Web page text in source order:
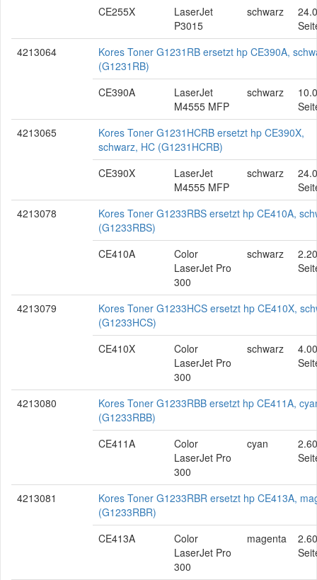
CE255X
LaserJet
P3015
schwarz
4213064
Kores Toner G1231RB ersetzt hp CE390A,
(G1231RB)
CE390A
LaserJet
M4555 MFP
schwarz
4213065
Kores Toner G1231HCRB ersetzt hp CE390X,
schwarz, HC (G1231HCRB)
CE390X
LaserJet
M4555 MFP
schwarz
4213078
Kores Toner G1233RBS ersetzt hp CE410A,
(G1233RBS)
CE410A
Color
LaserJet Pro
300
schwarz
4213079
Kores Toner G1233HCS ersetzt hp CE410X,
(G1233HCS)
CE410X
Color
LaserJet Pro
300
schwarz
4213080
Kores Toner G1233RBB ersetzt hp CE411A,
(G1233RBB)
CE411A
Color
LaserJet Pro
300
cyan
4213081
Kores Toner G1233RBR ersetzt hp CE413A,
(G1233RBR)
CE413A
Color
LaserJet Pro
300
magenta